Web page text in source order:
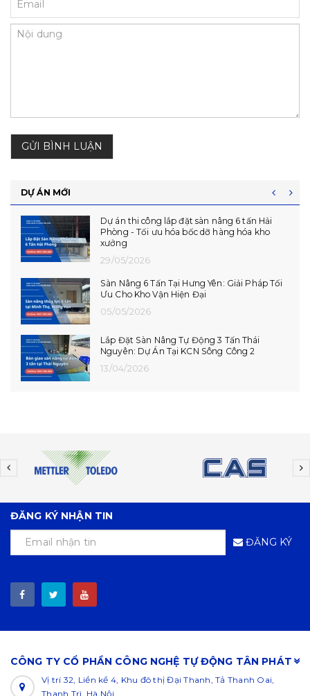
GỬI BÌNH LUẬN
DỰ ÁN MỚI
Dự án thi công lắp đặt sàn nâng 6 tấn Hải
Phòng - Tối ưu hóa bốc dỡ hàng hóa kho
xưởng
29/05/2026
Sàn Nâng 6 Tấn Tại Hưng Yên: Giải Pháp Tối
Ưu Cho Kho Vận Hiện Đại
05/05/2026
Lắp Đặt Sàn Nâng Tự Động 3 Tấn Thái
Nguyên: Dự Án Tại KCN Sông Công 2
13/04/2026
ĐĂNG KÝ NHẬN TIN
ĐĂNG KÝ
CÔNG TY CỔ PHẦN CÔNG NGHỆ TỰ ĐỘNG TÂN PHÁT
Vị trí 32, Liền kề 4, Khu đô thị Đại Thanh, Tả Thanh Oai,
Thanh Trì, Hà Nội